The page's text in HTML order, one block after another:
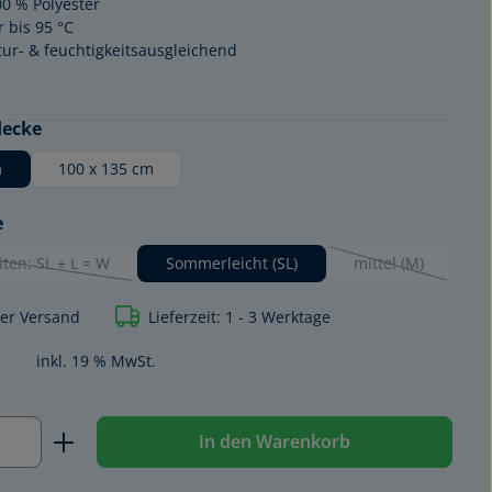
bis 95 °C
& feuchtigkeitsausgleichend
auswählen
100 x 135 cm
auswählen
SL + L = W
(Diese Option ist zurzeit nicht verfügbar.)
Sommerleicht (SL) mittel (M)
(Diese Option
Versand Lieferzeit: 1 - 3 Werktage
inkl. 19 % MwSt.
Anzahl: Gib den gewünschten Wert
In den Warenkorb